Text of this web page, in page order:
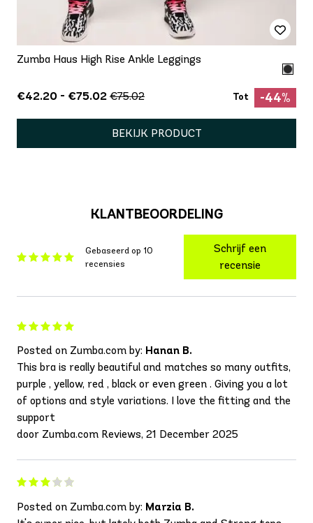
Zumba Haus High Rise Ankle Leggings
€42.20 - €75.02 €75.02 Tot -44%
BEKIJK PRODUCT
KLANTBEOORDELING
Gebaseerd op 10
recensies
Schrijf een
recensie
Posted on Zumba.com by: Hanan B.
This bra is really beautiful and matches so many outfits,
purple , yellow, red , black or even green . Giving you a lot
of options and style variations. I love the fitting and the
support
door Zumba.com Reviews, 21 December 2025
Posted on Zumba.com by: Marzia B.